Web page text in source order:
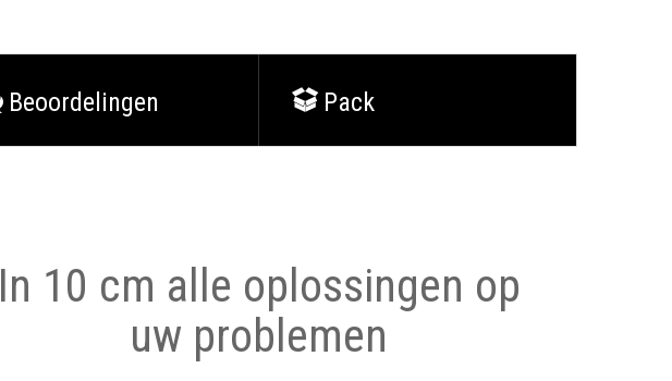
Beoordelingen Pack
In 10 cm alle oplossingen op
uw problemen